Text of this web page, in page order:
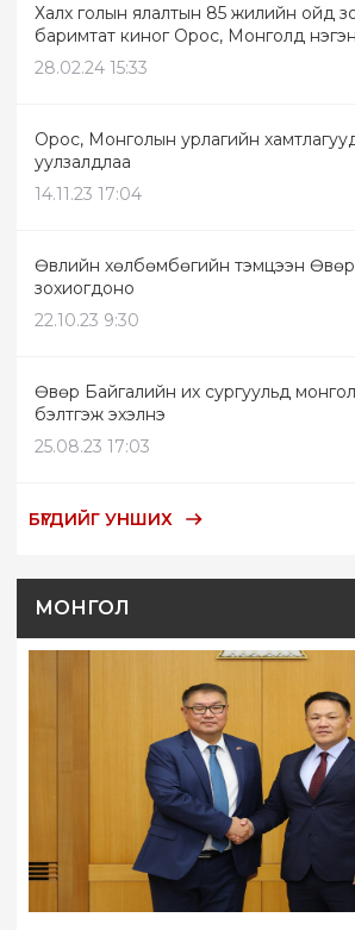
Халх голын ялалтын 85 жилийн ойд
баримтат киног Орос, Монголд нэгэн
28.02.24 15:33
Орос, Монголын урлагийн
уулзалдлаа
14.11.23 17:04
Өвлийн хөлбөмбөгийн тэмцээн Өвөр
зохиогдоно
22.10.23 9:30
Өвөр Байгалийн их сургуульд
бэлтгэж эхэлнэ
25.08.23 17:03
БҮГДИЙГ УНШИХ
МОНГОЛ